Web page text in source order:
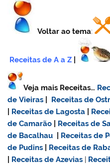
Voltar ao tema:
Receitas de A a Z
Veja mais Receitas…
de Vieiras
Receitas de
Receitas de Lagosta
de Camarão
Receitas de
de Bacalhau
Receitas de
de Pudins
Receitas de
Receitas de Azevias |